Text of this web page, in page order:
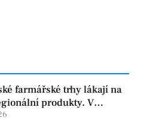
farmářské trhy lákají na
produkty. V
se konají 8. srpna